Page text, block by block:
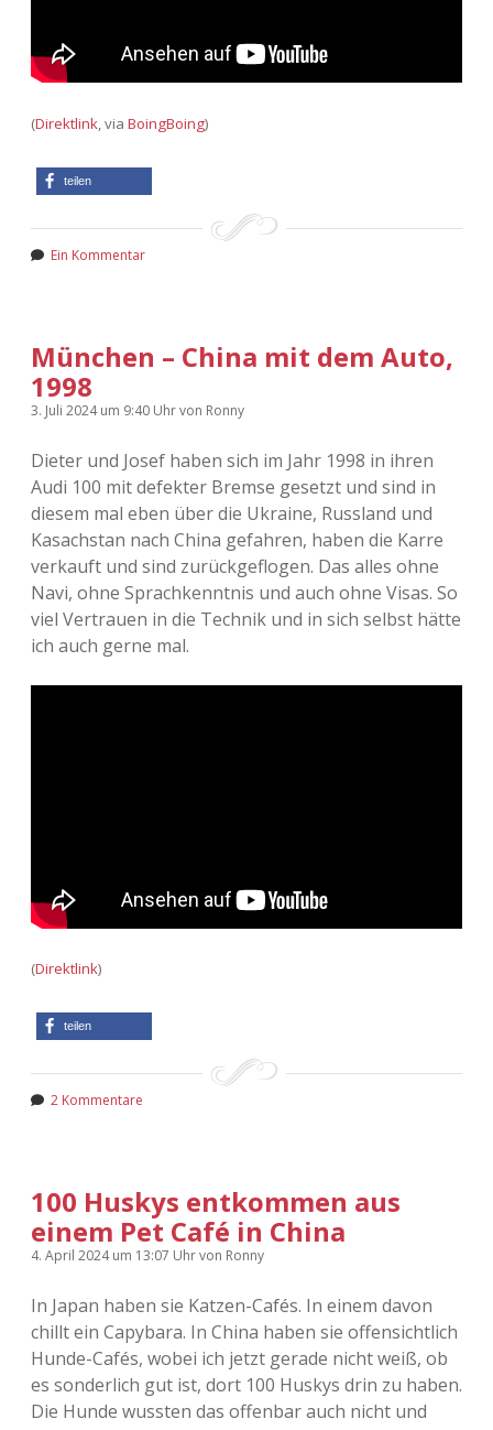
(Direktlink, via BoingBoing)
teilen
Ein Kommentar
München – China mit dem Auto,
1998
3. Juli 2024um 9:40 Uhrvon Ronny
Dieter und Josef haben sich im Jahr 1998 in ihren
Audi 100 mit defekter Bremse gesetzt und sind in
diesem mal eben über die Ukraine, Russland und
Kasachstan nach China gefahren, haben die Karre
verkauft und sind zurückgeflogen. Das alles ohne
Navi, ohne Sprachkenntnis und auch ohne Visas. So
viel Vertrauen in die Technik und in sich selbst hätte
ich auch gerne mal.
(Direktlink)
teilen
2 Kommentare
100 Huskys entkommen aus
einem Pet Café in China
4. April 2024um 13:07 Uhrvon Ronny
In Japan haben sie Katzen-Cafés. In einem davon
chillt ein Capybara. In China haben sie offensichtlich
Hunde-Cafés, wobei ich jetzt gerade nicht weiß, ob
es sonderlich gut ist, dort 100 Huskys drin zu haben.
Die Hunde wussten das offenbar auch nicht und